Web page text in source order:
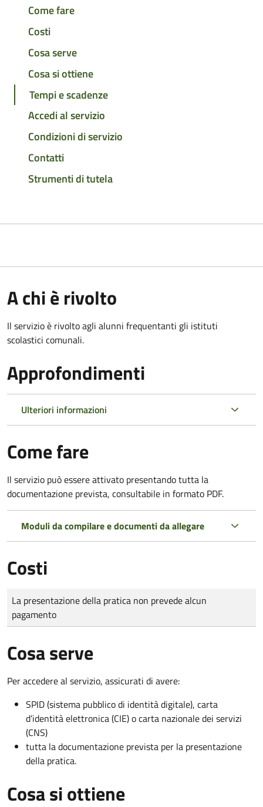
Come fare
Costi
Cosa serve
Cosa si ottiene
Tempi e scadenze
Accedi al servizio
Condizioni di servizio
Contatti
Strumenti di tutela
A chi è rivolto
Il servizio è rivolto agli alunni frequentanti gli istituti
scolastici comunali.
Approfondimenti
Ulteriori informazioni
Come fare
Il servizio può essere attivato presentando tutta la
documentazione prevista, consultabile in formato PDF.
Moduli da compilare e documenti da allegare
Costi
Tipo di pagamento
Importo
La presentazione della pratica non prevede alcun
pagamento
Cosa serve
Per accedere al servizio, assicurati di avere:
SPID (sistema pubblico di identità digitale), carta
d’identità elettronica (CIE) o carta nazionale dei servizi
(CNS)
tutta la documentazione prevista per la presentazione
della pratica.
Cosa si ottiene